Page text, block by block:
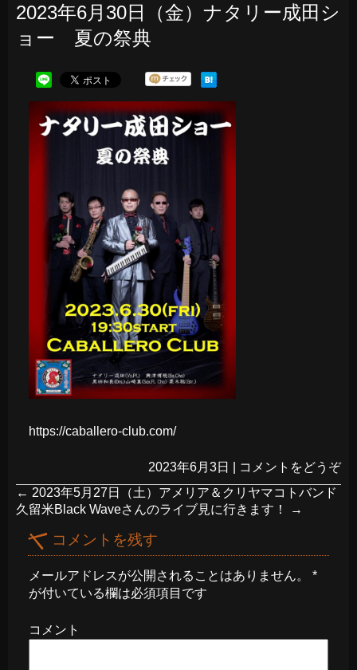
2023年6月30日（金）ナタリー成田シ
ョー 夏の祭典
https://caballero-club.com/
2023年6月3日
コメントをどうぞ
← 2023年5月27日（土）アメリア＆クリヤマコトバンド
久留米Black Waveさんのライブ見に行きます！
→
コメントを残す
メールアドレスが公開されることはありません。
*
が付いている欄は必須項目です
コメント